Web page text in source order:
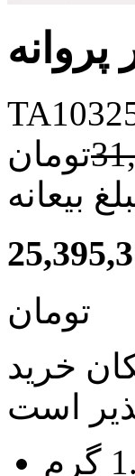
پروانه
تومان
تومان
خرید